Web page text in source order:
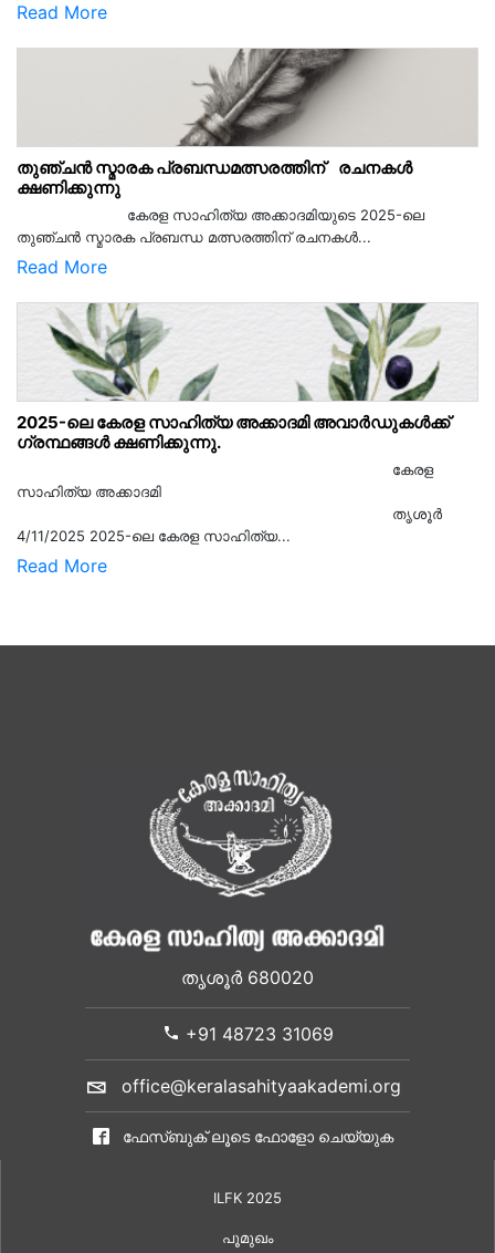
Read More
തുഞ്ചൻ സ്മാരക പ്രബന്ധമത്സരത്തിന് രചനകൾ
ക്ഷണിക്കുന്നു
കേരള സാഹിത്യ അക്കാദമിയുടെ 2025-ലെ
തുഞ്ചൻ സ്മാരക പ്രബന്ധ മത്സരത്തിന് രചനകൾ...
Read More
2025-ലെ കേരള സാഹിത്യ അക്കാദമി അവാർഡുകൾക്ക്
ഗ്രന്ഥങ്ങൾ ക്ഷണിക്കുന്നു.
കേരള
സാഹിത്യ അക്കാദമി
തൃശൂര്‍
4/11/2025 2025-ലെ കേരള സാഹിത്യ...
Read More
തൃശൂർ 680020
+91 48723 31069
office@keralasahityaakademi.org
ഫേസ്ബുക് ലൂടെ ഫോളോ ചെയ്യുക
ILFK 2025
പൂമുഖം